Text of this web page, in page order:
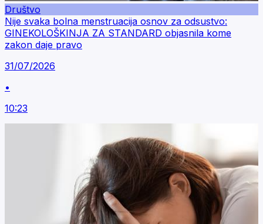
Društvo
Nije svaka bolna menstruacija osnov za odsustvo:
GINEKOLOŠKINJA ZA STANDARD objasnila kome
zakon daje pravo
31/07/2026
•
10:23